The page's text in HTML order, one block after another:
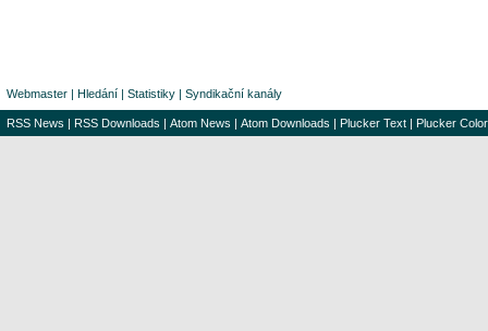
Webmaster | Hledání | Statistiky | Syndikační kanály
RSS News | RSS Downloads | Atom News | Atom Downloads | Plucker Text | Plucker Color